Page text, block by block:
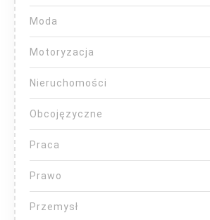
Moda
Motoryzacja
Nieruchomości
Obcojęzyczne
Praca
Prawo
Przemysł